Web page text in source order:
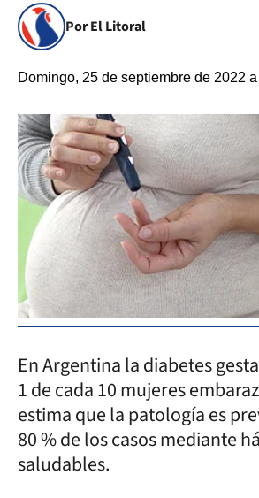
Por El Litoral
Domingo, 25 de septiembre de 2022
En Argentina la diabetes
1 de cada 10 mujeres
estima que la patología es
80 % de los casos mediante
saludables.